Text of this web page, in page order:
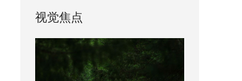
视觉焦点